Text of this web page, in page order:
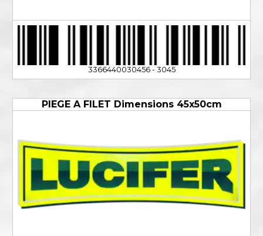
3366440030456 - 3045
PIEGE A FILET Dimensions 45x50cm